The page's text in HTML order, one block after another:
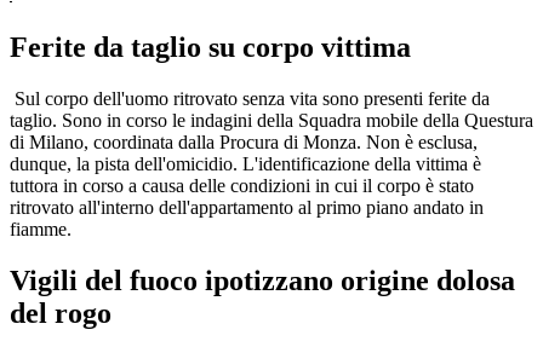
Ferite da taglio su corpo vittima
Sul corpo dell'uomo ritrovato senza vita sono presenti ferite da
taglio. Sono in corso le indagini della Squadra mobile della Questura
di Milano, coordinata dalla Procura di Monza. Non è esclusa,
dunque, la pista dell'omicidio. L'identificazione della vittima è
tuttora in corso a causa delle condizioni in cui il corpo è stato
ritrovato all'interno dell'appartamento al primo piano andato in
fiamme.
Vigili del fuoco ipotizzano origine dolosa
del rogo